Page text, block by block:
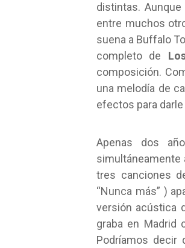
distintas.
entre muchos
suena a Buffalo
completo de
composición.
una melodía de
efectos para
Apenas dos
simultáneamente
tres canciones
“Nunca más” )
versión acústica
graba en Madrid
Podríamos decir